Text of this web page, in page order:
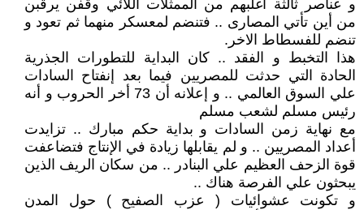
و عناصر ثالثة أغلبهم من الممثلات اللائي وقفن يرقبن
من أين تأتي المصارى .. فتنضم لمعسكر منهما ثم تعود و
تنضم للفسطاط الاخر.
هذا التخبط و الفقد .. كان البداية للتطورات الجذرية
الحادة التي حدثت للمصريين فيما بعد إنفتاح السادات
علي السوق العالمي .. و إعلانه أن 73 أخر الحروب و أنه
رئيس مسلم لشعب مسلم
مع نهاية زمن السادات و بداية حكم مبارك .. تزايدت
أعداد المصريين .. و لم يقابلها زيادة في الإنتاج فتضاعفت
قوة الزحف العظيم علي البنادر .. من سكان الريف الذين
يبحثون علي الفرصة هناك ..
و تكونت عشوائيات ( عزب الصفيح ) حول المدن